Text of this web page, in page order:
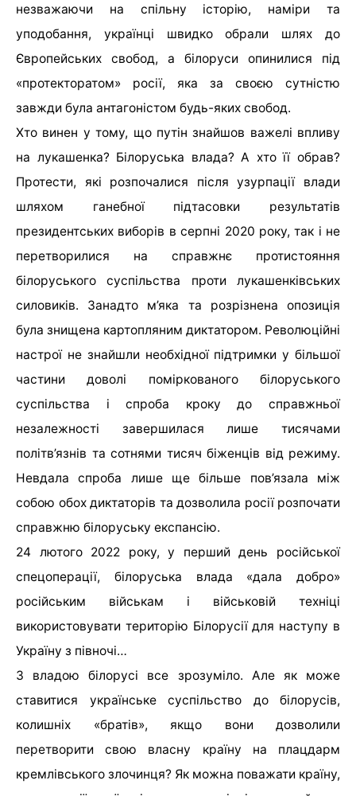
незважаючи на спільну історію, наміри та
уподобання, українці швидко обрали шлях до
Європейських свобод, а білоруси опинилися під
«протекторатом» росії, яка за своєю сутністю
завжди була антагоністом будь-яких свобод.
Хто винен у тому, що путін знайшов важелі впливу
на лукашенка? Білоруська влада? А хто її обрав?
Протести, які розпочалися після узурпації влади
шляхом ганебної підтасовки результатів
президентських виборів в серпні 2020 року, так і не
перетворилися на справжнє протистояння
білоруського суспільства проти лукашенківських
силовиків. Занадто м’яка та розрізнена опозиція
була знищена картопляним диктатором. Революційні
настрої не знайшли необхідної підтримки у більшої
частини доволі поміркованого білоруського
суспільства і спроба кроку до справжньої
незалежності завершилася лише тисячами
політв’язнів та сотнями тисяч біженців від режиму.
Невдала спроба лише ще більше пов’язала між
собою обох диктаторів та дозволила росії розпочати
справжню білоруську експансію.
24 лютого 2022 року, у перший день російської
спецоперації, білоруська влада «дала добро»
російським військам і військовій техніці
використовувати територію Білорусії для наступу в
Україну з півночі…
З владою білорусі все зрозуміло. Але як може
ставитися українське суспільство до білорусів,
колишніх «братів», якщо вони дозволили
перетворити свою власну країну на плацдарм
кремлівського злочинця? Як можна поважати країну,